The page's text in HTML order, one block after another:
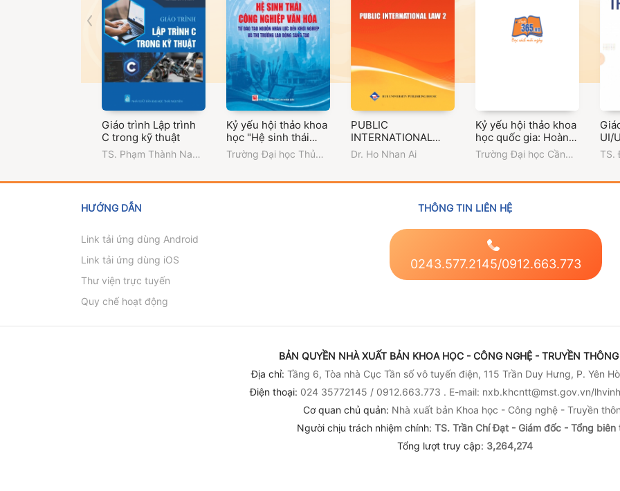
Giáo trình Lập trình
C trong kỹ thuật
TS. Phạm Thành Nam
Thúy Hằng,ThS.
Kỷ yếu hội thảo khoa
học "Hệ sinh thái
công nghiệp văn
hóa: từ đào tạo
khởi nghiệp và thị
Trường Đại học Thủ
PUBLIC
INTERNATIONAL
LAW 2
Dr. Ho Nhan Ai
Kỷ yếu hội thảo khoa
học quốc gia: Hoàn
thiện pháp luật Việt
Nam trong bối cảnh
địa phương hai cấp
Trường Đại học Cần
UI/
TS.
HƯỚNG DẪN
Link tải ứng dùng Android
Link tải ứng dùng iOS
Thư viện trực tuyến
Quy chế hoạt động
THÔNG TIN LIÊN HỆ
0243.577.2145/0912.663.773
BẢN QUYỀN NHÀ XUẤT BẢN KHOA HỌC - CÔNG NGHỆ - TRUYỀN
Địa chỉ: Tầng 6, Tòa nhà Cục Tần số vô tuyến điện, 115 Trần Duy Hưng, P. Yên
Điện thoại: 024 35772145 / 0912.663.773 . E-mail: nxb.khcntt@mst.gov.vn/
Cơ quan chủ quản: Nhà xuất bản Khoa học - Công nghệ - Truyền
Người chịu trách nhiệm chính: TS. Trần Chí Đạt - Giám đốc - Tổng biên
Tổng lượt truy cập: 3,264,274